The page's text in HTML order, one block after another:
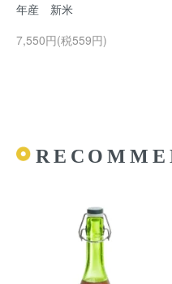
年産 新米
7,550円(税559円)